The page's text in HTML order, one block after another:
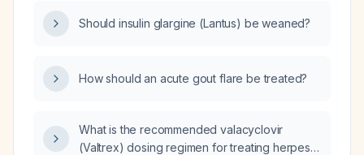
Should insulin glargine (Lantus) be weaned?
How should an acute gout flare be treated?
What is the recommended valacyclovir
(Valtrex) dosing regimen for treating herpes